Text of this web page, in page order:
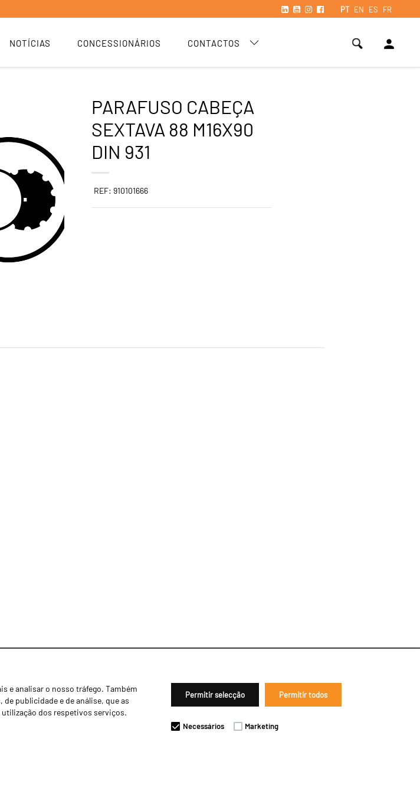
PT EN ES FR
NOTÍCIAS CONCESSIONÁRIOS CONTACTOS person
e analisar o nosso tráfego. Também
publicidade e de análise, que as
dos respetivos serviços.
Permitir selecção Permitir todos
Necessários Marketing
PARAFUSO CABEÇA
SEXTAVA 88 M16X90
DIN 931
REF: 910101666